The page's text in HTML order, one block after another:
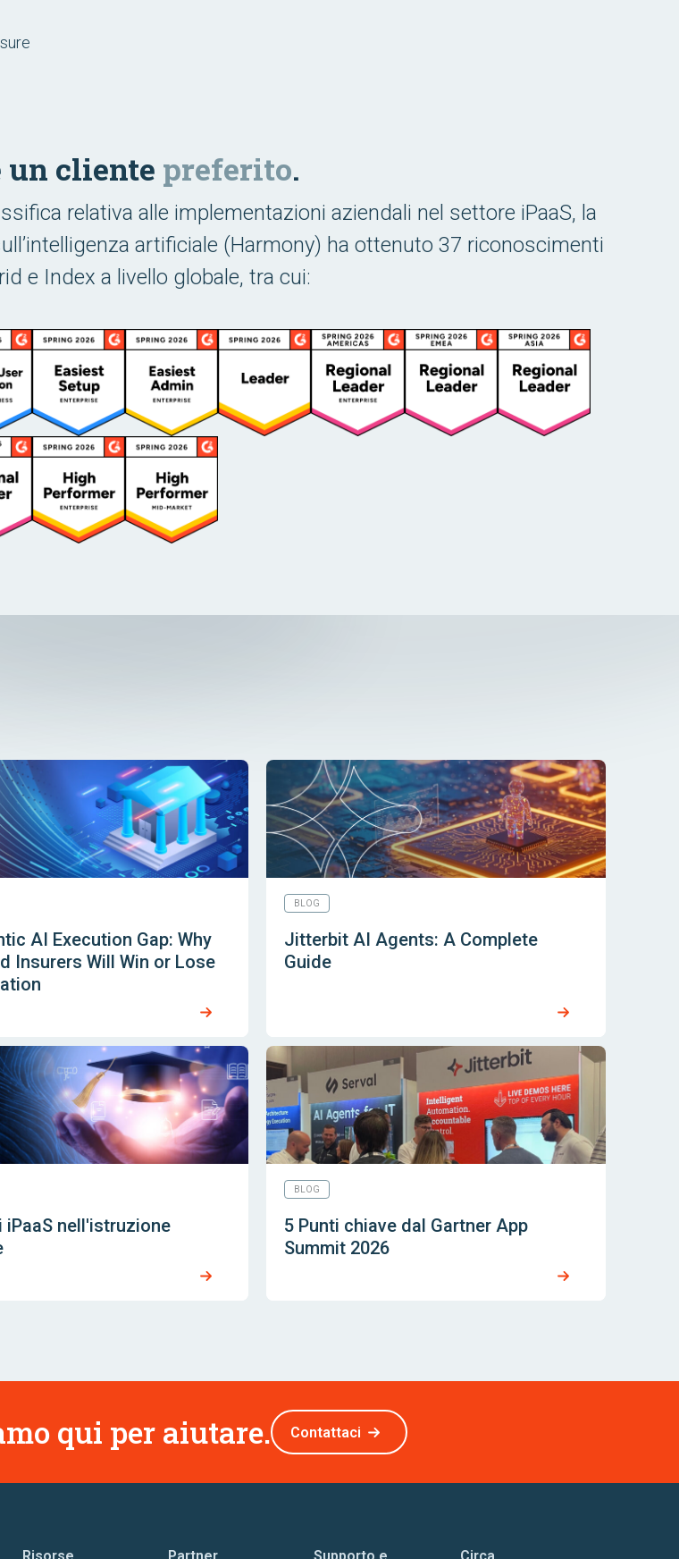
cliente preferito.
relativa alle implementazioni aziendali nel settore iPaaS, la
artificiale (Harmony) ha ottenuto 37 riconoscimenti
e Index a livello globale, tra cui:
AI Execution Gap: Why
Insurers Will Win or Lose
BLOG
Jitterbit AI Agents: A Complete
Guide
iPaaS nell'istruzione
BLOG
5 Punti chiave dal Gartner App
Summit 2026
qui per aiutare. Contattaci